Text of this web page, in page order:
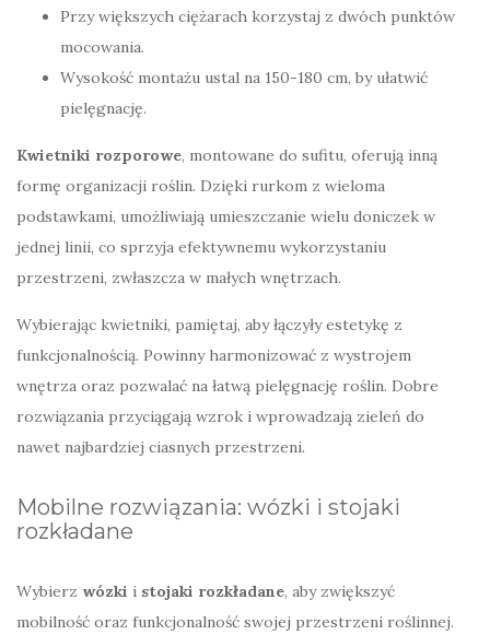
Przy większych ciężarach korzystaj z dwóch punktów
mocowania.
Wysokość montażu ustal na 150-180 cm, by ułatwić
pielęgnację.
Kwietniki rozporowe, montowane do sufitu, oferują inną
formę organizacji roślin. Dzięki rurkom z wieloma
podstawkami, umożliwiają umieszczanie wielu doniczek w
jednej linii, co sprzyja efektywnemu wykorzystaniu
przestrzeni, zwłaszcza w małych wnętrzach.
Wybierając kwietniki, pamiętaj, aby łączyły estetykę z
funkcjonalnością. Powinny harmonizować z wystrojem
wnętrza oraz pozwalać na łatwą pielęgnację roślin. Dobre
rozwiązania przyciągają wzrok i wprowadzają zieleń do
nawet najbardziej ciasnych przestrzeni.
Mobilne rozwiązania: wózki i stojaki
rozkładane
Wybierz wózki i stojaki rozkładane, aby zwiększyć
mobilność oraz funkcjonalność swojej przestrzeni roślinnej.